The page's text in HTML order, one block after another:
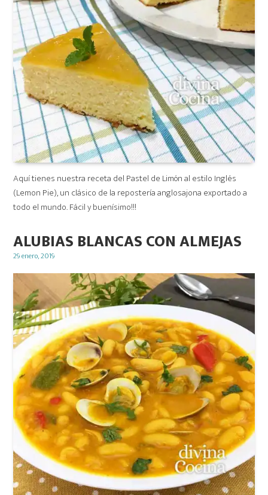
Aquí tienes nuestra receta del Pastel de Limón al estilo Inglés
(Lemon Pie), un clásico de la repostería anglosajona exportado a
todo el mundo. Fácil y buenísimo!!!
ALUBIAS BLANCAS CON ALMEJAS
Posted
29 enero, 2019